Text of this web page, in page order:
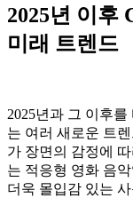
2025년 이후
미래 트렌드
2025년과 그 이후
는 여러 새로운 트
가 장면의 감정에
는 적응형 영화 음
더욱 몰입감 있는